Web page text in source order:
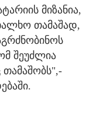
მიზანია,
თამაშად,
შეუძლია